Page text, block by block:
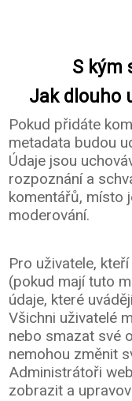
S kým
Jak dlouho
Pokud přidáte
metadata budou
Údaje jsou
rozpoznání a
komentářů, místo
moderování.
Pro uživatele,
(pokud mají tuto
údaje, které
Všichni uživatelé
nebo smazat své
nemohou změnit
Administrátoři
zobrazit a